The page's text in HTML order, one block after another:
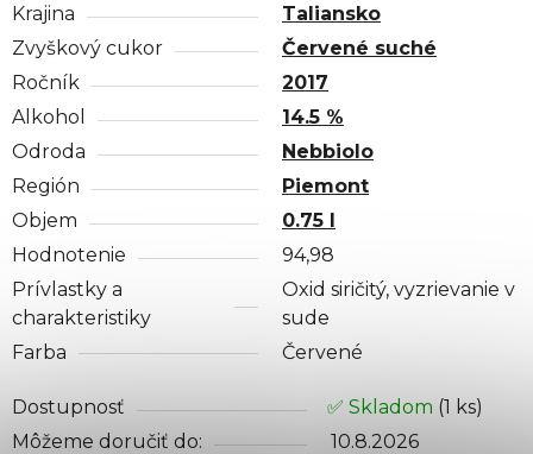
Krajina
Taliansko
Zvyškový cukor
Červené suché
Ročník
2017
Alkohol
14.5 %
Odroda
Nebbiolo
Región
Piemont
Objem
0.75 l
Hodnotenie
94,98
Prívlastky a
charakteristiky
Oxid siričitý, vyzrievanie v
sude
Farba
Červené
Dostupnosť ✅ Skladom (1 ks)
Môžeme doručiť do:
10.8.2026